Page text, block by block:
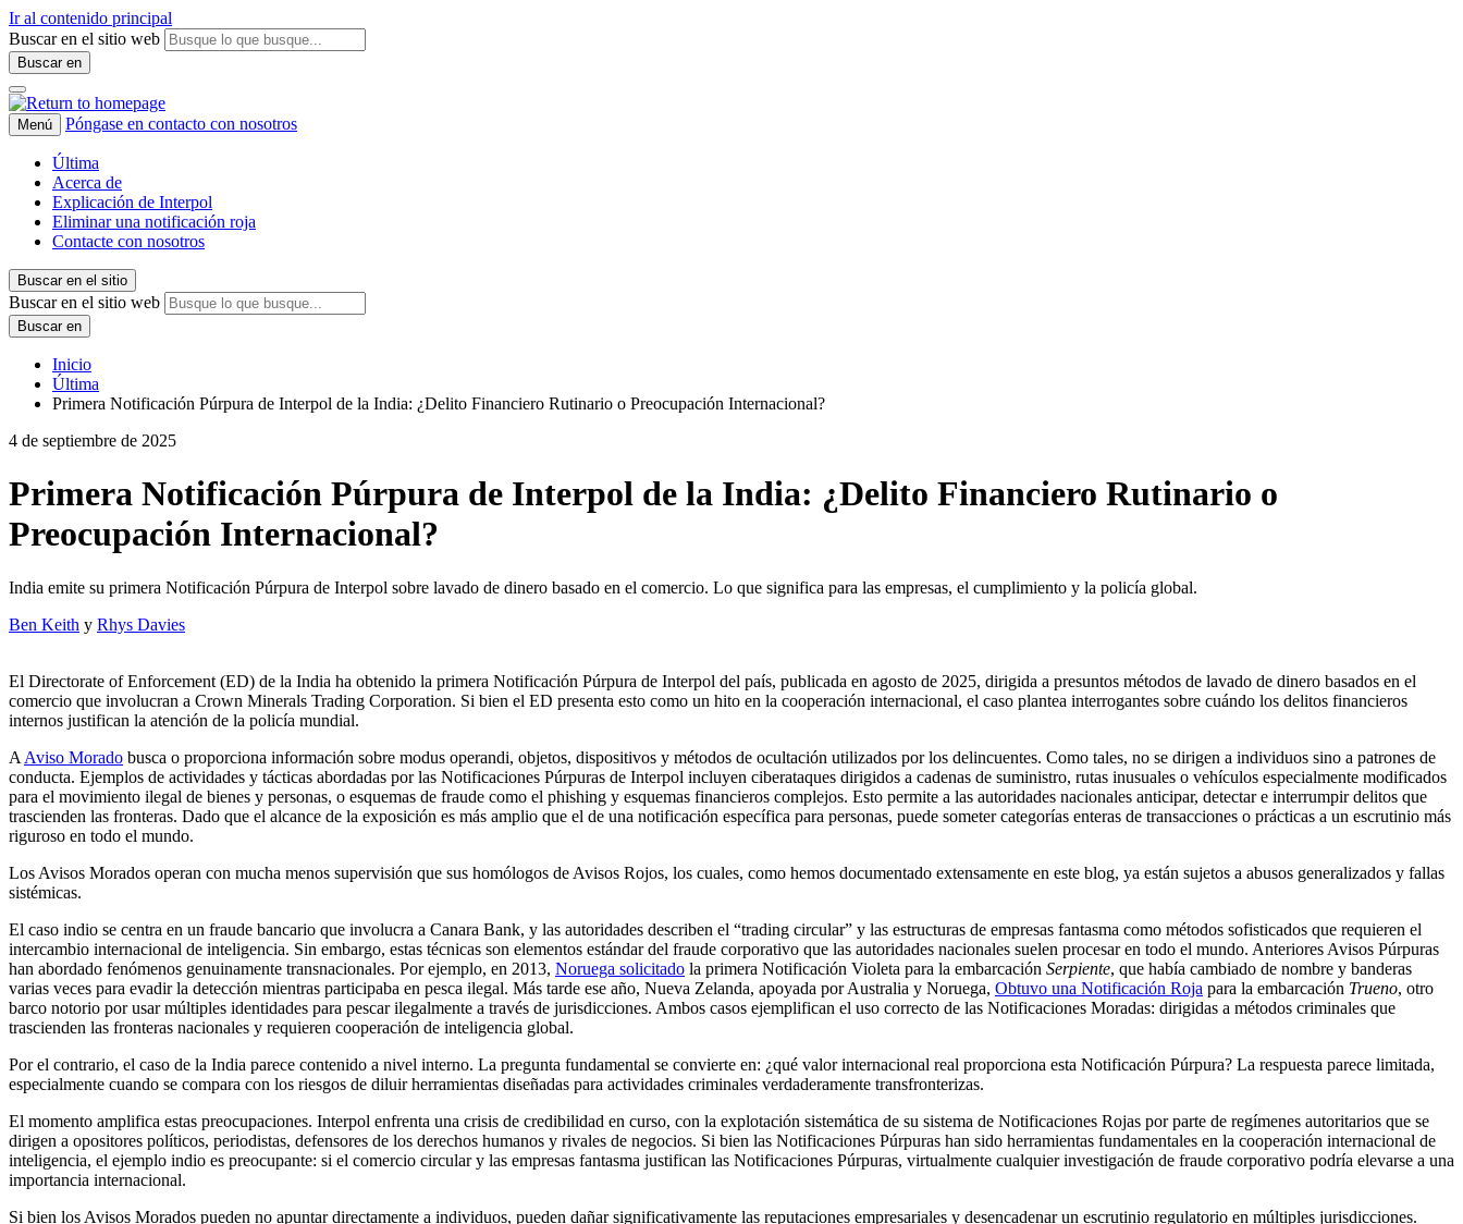
Ir al contenido principal
Buscar en el sitio web
Buscar en
Menú Póngase en contacto con nosotros
Última
Acerca de
Explicación de Interpol
Eliminar una notificación roja
Contacte con nosotros
Buscar en el sitio
Buscar en el sitio web
Buscar en
Inicio
Última
Primera Notificación Púrpura de Interpol de la India: ¿Delito Financiero Rutinario o Preocupación Internacional?
4 de septiembre de 2025
Primera Notificación Púrpura de Interpol de la India: ¿Delito Financiero Rutinario o
Preocupación Internacional?
India emite su primera Notificación Púrpura de Interpol sobre lavado de dinero basado en el comercio. Lo que significa para las empresas, el cumplimiento y la policía global.
Ben Keith y Rhys Davies
El Directorate of Enforcement (ED) de la India ha obtenido la primera Notificación Púrpura de Interpol del país, publicada en agosto de 2025, dirigida a presuntos métodos de lavado de dinero basados en el
comercio que involucran a Crown Minerals Trading Corporation. Si bien el ED presenta esto como un hito en la cooperación internacional, el caso plantea interrogantes sobre cuándo los delitos financieros
internos justifican la atención de la policía mundial.
A Aviso Morado busca o proporciona información sobre modus operandi, objetos, dispositivos y métodos de ocultación utilizados por los delincuentes. Como tales, no se dirigen a individuos sino a patrones de
conducta. Ejemplos de actividades y tácticas abordadas por las Notificaciones Púrpuras de Interpol incluyen ciberataques dirigidos a cadenas de suministro, rutas inusuales o vehículos especialmente modificados
para el movimiento ilegal de bienes y personas, o esquemas de fraude como el phishing y esquemas financieros complejos. Esto permite a las autoridades nacionales anticipar, detectar e interrumpir delitos que
trascienden las fronteras. Dado que el alcance de la exposición es más amplio que el de una notificación específica para personas, puede someter categorías enteras de transacciones o prácticas a un escrutinio más
riguroso en todo el mundo.
Los Avisos Morados operan con mucha menos supervisión que sus homólogos de Avisos Rojos, los cuales, como hemos documentado extensamente en este blog, ya están sujetos a abusos generalizados y fallas
sistémicas.
El caso indio se centra en un fraude bancario que involucra a Canara Bank, y las autoridades describen el “trading circular” y las estructuras de empresas fantasma como métodos sofisticados que requieren el
intercambio internacional de inteligencia. Sin embargo, estas técnicas son elementos estándar del fraude corporativo que las autoridades nacionales suelen procesar en todo el mundo. Anteriores Avisos Púrpuras
han abordado fenómenos genuinamente transnacionales. Por ejemplo, en 2013, Noruega solicitado la primera Notificación Violeta para la embarcación Serpiente, que había cambiado de nombre y banderas
varias veces para evadir la detección mientras participaba en pesca ilegal. Más tarde ese año, Nueva Zelanda, apoyada por Australia y Noruega, Obtuvo una Notificación Roja para la embarcación Trueno, otro
barco notorio por usar múltiples identidades para pescar ilegalmente a través de jurisdicciones. Ambos casos ejemplifican el uso correcto de las Notificaciones Moradas: dirigidas a métodos criminales que
trascienden las fronteras nacionales y requieren cooperación de inteligencia global.
Por el contrario, el caso de la India parece contenido a nivel interno. La pregunta fundamental se convierte en: ¿qué valor internacional real proporciona esta Notificación Púrpura? La respuesta parece limitada,
especialmente cuando se compara con los riesgos de diluir herramientas diseñadas para actividades criminales verdaderamente transfronterizas.
El momento amplifica estas preocupaciones. Interpol enfrenta una crisis de credibilidad en curso, con la explotación sistemática de su sistema de Notificaciones Rojas por parte de regímenes autoritarios que se
dirigen a opositores políticos, periodistas, defensores de los derechos humanos y rivales de negocios. Si bien las Notificaciones Púrpuras han sido herramientas fundamentales en la cooperación internacional de
inteligencia, el ejemplo indio es preocupante: si el comercio circular y las empresas fantasma justifican las Notificaciones Púrpuras, virtualmente cualquier investigación de fraude corporativo podría elevarse a una
importancia internacional.
Si bien los Avisos Morados pueden no apuntar directamente a individuos, pueden dañar significativamente las reputaciones empresariales y desencadenar un escrutinio regulatorio en múltiples jurisdicciones.